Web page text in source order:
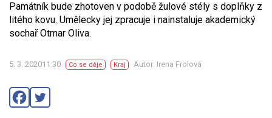
Památník bude zhotoven v podobě žulové stély s doplňky z
litého kovu. Umělecky jej zpracuje i nainstaluje akademický
sochař Otmar Oliva.
5. 3. 202011:30 Co se děje Kraj Autor: Irena Frolová